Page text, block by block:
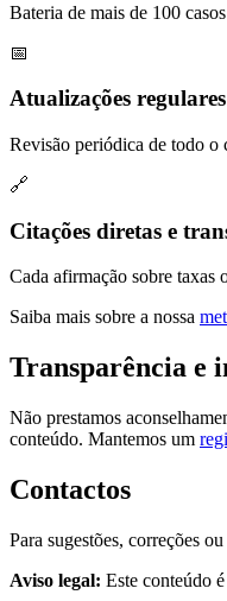
Bateria de mais de 100
📅
Atualizações
Revisão periódica de todo o
🔗
Citações diretas e
Cada afirmação sobre
Saiba mais sobre a nossa
Transparência e
Não prestamos
conteúdo. Mantemos um
Contactos
Para sugestões, correções
Aviso legal: Este conteúdo